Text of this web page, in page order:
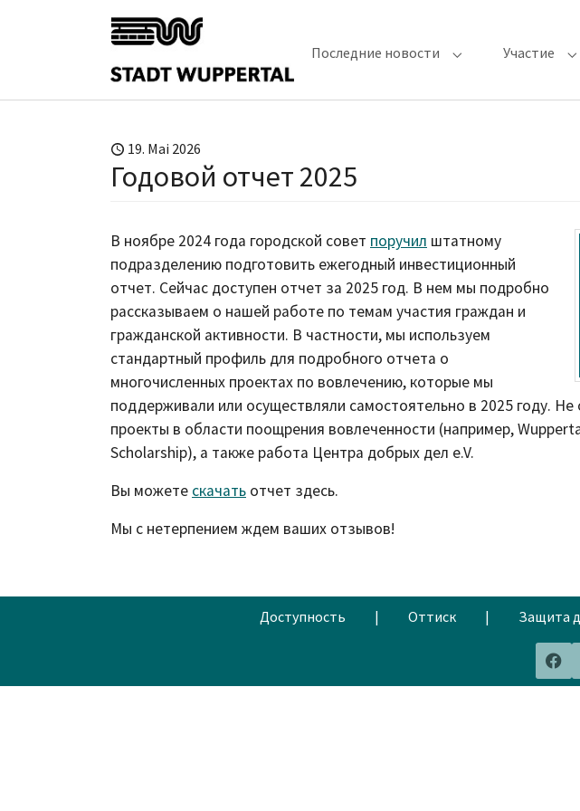
Последние новости Submenu for
Участие
19. Mai 2026
Годовой отчет 2025
В ноябре 2024 года городской совет поручил штатному
подразделению подготовить ежегодный инвестиционный
отчет. Сейчас доступен отчет за 2025 год. В нем мы подробно
рассказываем о нашей работе по темам участия граждан и
гражданской активности. В частности, мы используем
стандартный профиль для подробного отчета о
многочисленных проектах по вовлечению, которые мы
поддерживали или осуществляли самостоятельно в 2025 году.
проекты в области поощрения вовлеченности (например,
Scholarship), а также работа Центра добрых дел e.V.
Вы можете скачать отчет здесь.
Мы с нетерпением ждем ваших отзывов!
Доступность | Оттиск | Защита